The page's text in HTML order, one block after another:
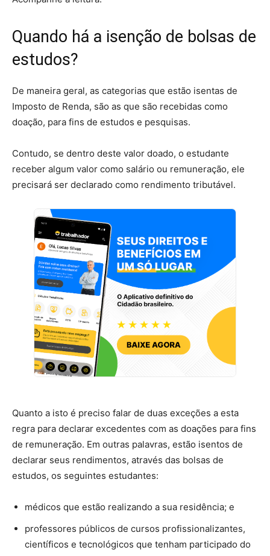
Quando há a isenção de bolsas de
estudos?
De maneira geral, as categorias que estão isentas de
Imposto de Renda, são as que são recebidas como
doação, para fins de estudos e pesquisas.
Contudo, se dentro deste valor doado, o estudante
receber algum valor como salário ou remuneração, ele
precisará ser declarado como rendimento tributável.
Quanto a isto é preciso falar de duas exceções a esta
regra para declarar excedentes com as doações para fins
de remuneração. Em outras palavras, estão isentos de
declarar seus rendimentos, através das bolsas de
estudos, os seguintes estudantes:
médicos que estão realizando a sua residência; e
professores públicos de cursos profissionalizantes,
científicos e tecnológicos que tenham participado do